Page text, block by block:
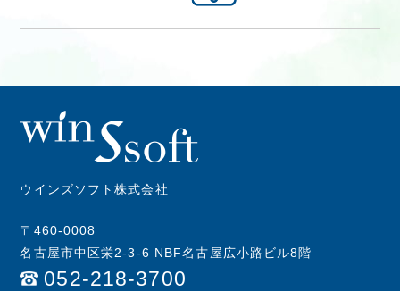
ウインズソフト株式会社
〒460-0008
名古屋市中区栄2-3-6 NBF名古屋広小路ビル8階
052-218-3700